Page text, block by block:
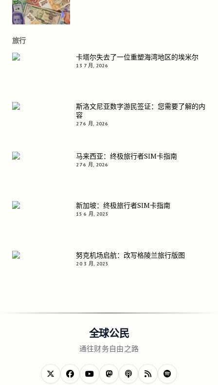
旅行
卡塔尔失去了一位重塑海湾地区的埃米尔
13 7 月, 2026
斯洛文尼亚数字游民签证：您需要了解的内
容
27 6 月, 2026
马来西亚：终极旅行者SIM卡指南
27 6 月, 2026
新加坡：终极旅行者SIM卡指南
15 6 月, 2025
努克机场启航：改写格陵兰旅行版图
20 3 月, 2025
全球公民
通往财务自由之路